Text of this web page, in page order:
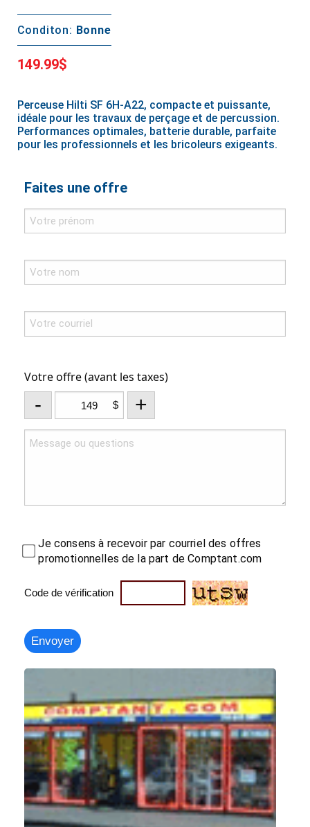
Conditon: Bonne
149.99$
Perceuse Hilti SF 6H-A22, compacte et puissante,
idéale pour les travaux de perçage et de percussion.
Performances optimales, batterie durable, parfaite
pour les professionnels et les bricoleurs exigeants.
Faites une offre
Votre offre (avant les taxes)
- $ +
Je consens à recevoir par courriel des offres
promotionnelles de la part de Comptant.com
Code de vérification